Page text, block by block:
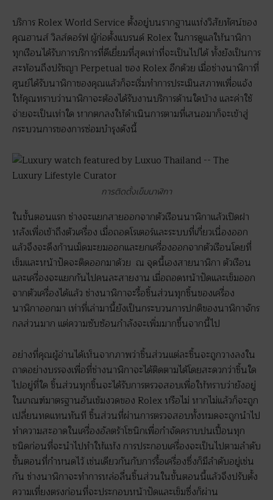
บริการ Rolex World Service ตั้งอยู่บนรากฐานแห่งวิสัยทัศน์ของ
คุณฮานส์ วิลส์ดอร์ฟ ผู้ก่อตั้งแบรนด์ Rolex ในการดูแลให้นาฬิกา
ทุกเรือนได้รับการบริการที่ดีเยี่ยมที่สุดเท่าที่จะเป็นไปได้ ทั้งยังเป็นการ
สะท้อนถึงปรัชญา Perpetual ของ Rolex อีกด้วย เมื่อช่างนาฬิกาที่
ศูนย์ได้รับนาฬิกาของคุณแล้วก็จะเริ่มทำการประเมินสภาพเพื่อแจ้ง
ให้คุณทราบว่านาฬิกาจะต้องได้รับงานบริการด้านใดบ้าง และค่าใช้
จ่ายจะเป็นเท่าใด หากตกลงให้ดำเนินการตามที่เสนอมาก็จะเข้าสู่
กระบวนการของการซ่อมบำรุงดังนี้
การติดตั้งเข็มนาฬิกา
ในขั้นตอนแรก ช่างจะแยกสายออกจากตัวเรือนนาฬิกาแล้วเปิดฝา
หลังเพื่อเข้าถึงตัวเครื่อง เมื่อถอดโรเตอร์และระบบที่เกี่ยวเนื่องออก
แล้วจึงจะดึงก้านเม็ดมะยมออกและยกเครื่องออกจากตัวเรือนโดยที่
เข็มและหน้าปัดจะติดออกมาด้วย ณ จุดนี้เองสายนาฬิกา ตัวเรือน
และเครื่องจะแยกกันไปคนละสายงาน เมื่อถอดหน้าปัดและเข็มออก
จากตัวเครื่องได้แล้ว ช่างนาฬิกาจะรื้อชิ้นส่วนทุกชิ้นของเครื่อง
นาฬิกาออกมา เท่าที่เล่ามานี้ยังเป็นกระบวนการปกติของนาฬิกาจักร
กลส่วนมาก แต่ความซับซ้อนกำลังจะเพิ่มมากขึ้นจากนี้ไป
อย่างที่คุณผู้อ่านได้เห็นจากภาพว่าชิ้นส่วนแต่ละชิ้นจะถูกวางลงใน
ถาดอย่างบรรจงเพื่อที่ช่างนาฬิกาจะได้ติดตามได้โดยสะดวกว่าชิ้นใด
ไปอยู่ที่ใด ชิ้นส่วนทุกชิ้นจะได้รับการตรวจสอบเพื่อให้ทราบว่ายังอยู่
ในเกณฑ์มาตรฐานอันเข้มงวดของ Rolex หรือไม่ หากไม่แล้วก็จะถูก
เปลี่ยนทดแทนทันที ชิ้นส่วนที่ผ่านการตรวจสอบทั้งหมดจะถูกนำไป
ทำความสะอาดในเครื่องอัลตร้าโซนิกเพื่อกำจัดคราบปนเปื้อนทุก
ชนิดก่อนที่จะนำไปทำให้แห้ง การประกอบเครื่องจะเป็นไปตามลำดับ
ขั้นตอนที่กำหนดไว้ เช่นเดียวกันกับการรื้อเครื่องซึ่งก็มีลำดับอยู่เช่น
กัน ช่างนาฬิกาจะทำการหล่อลื่นชิ้นส่วนในขั้นตอนนี้แล้วจึงปรับตั้ง
ความเที่ยงตรงก่อนที่จะประกอบหน้าปัดและเข็มซึ่งก็ผ่าน